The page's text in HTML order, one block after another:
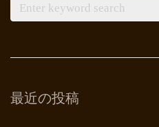
最近の投稿